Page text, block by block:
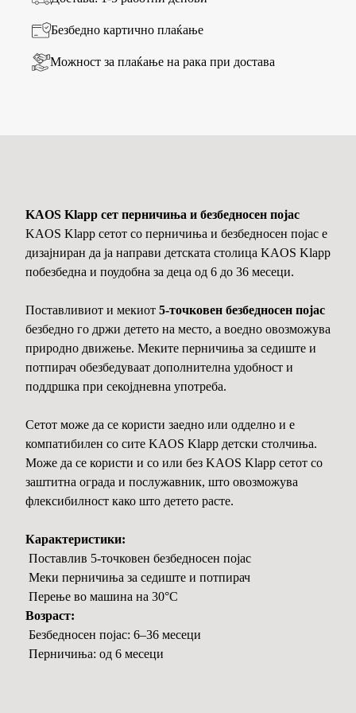
Безбедно картично плаќање
Можност за плаќање на рака при достава
KAOS Klapp сет перничиња и безбедносен појас
KAOS Klapp сетот со перничиња и безбедносен појас е
дизајниран да ја направи детската столица KAOS Klapp
побезбедна и поудобна за деца од 6 до 36 месеци.
Поставливиот и мекиот 5-точковен безбедносен појас
безбедно го држи детето на место, а воедно овозможува
природно движење. Меките перничиња за седиште и
потпирач обезбедуваат дополнителна удобност и
поддршка при секојдневна употреба.
Сетот може да се користи заедно или одделно и е
компатибилен со сите KAOS Klapp детски столчиња.
Може да се користи и со или без KAOS Klapp сетот со
заштитна ограда и послужавник, што овозможува
флексибилност како што детето расте.
Карактеристики:
Поставлив 5-точковен безбедносен појас
Меки перничиња за седиште и потпирач
Перење во машина на 30°C
Возраст:
Безбедносен појас: 6–36 месеци
Перничиња: од 6 месеци